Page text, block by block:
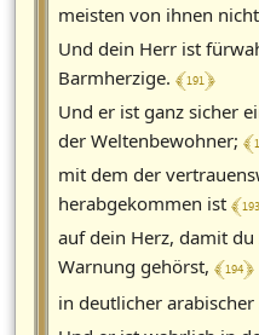
meisten von ihnen
Und dein Herr ist
Barmherzige. ﴾ 191 ﴿
Und er ist ganz sicher
der Weltenbewohner; ﴿
mit dem der
herabgekommen ist ﴿
auf dein Herz, damit
Warnung gehörst, ﴾ 194 ﴿
in deutlicher arabischer